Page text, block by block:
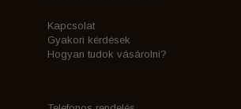
Kapcsolat
Gyakori kérdések
Hogyan tudok vásárolni?